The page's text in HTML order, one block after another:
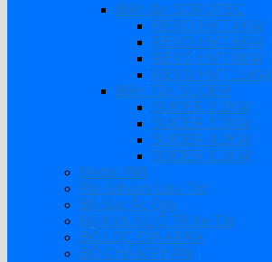
Biến tần SOROTEC
REVO HMT 4KW
REVO HMT 6KW
REVO HMT 8KW
REVO HMT 11KW
Biến Tần SUOER
SUOER 2.2KW
SUOER 3.2KW
SUOER 4.2KW
SUOER 6.2KW
Modul Wifi
Pin Lithium Lưu Trữ
Bộ Sạc Ắc Quy
Bộ Kích Nổ Ô Tô Xe Tải
BỘ LỌC ĐĨA ARKA
BỘ CHÂM PHÂN